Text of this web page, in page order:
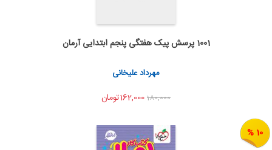
اضافه به سبد خرید
اشتراک گذاری
1001 پرسش پیک هفتگی پنجم ابتدایی آرمان
مهرداد علیخانی
180,000
10 %